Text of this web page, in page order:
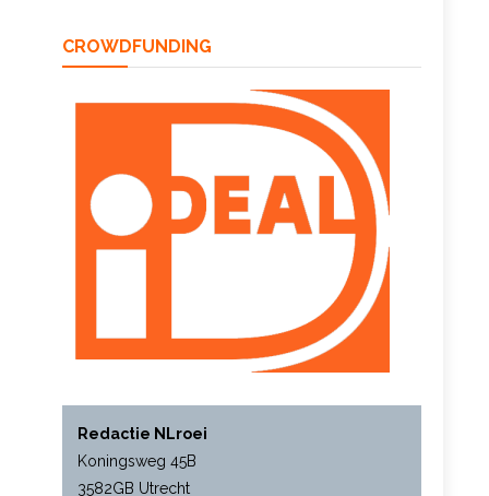
CROWDFUNDING
Redactie NLroei
Koningsweg 45B
3582GB Utrecht